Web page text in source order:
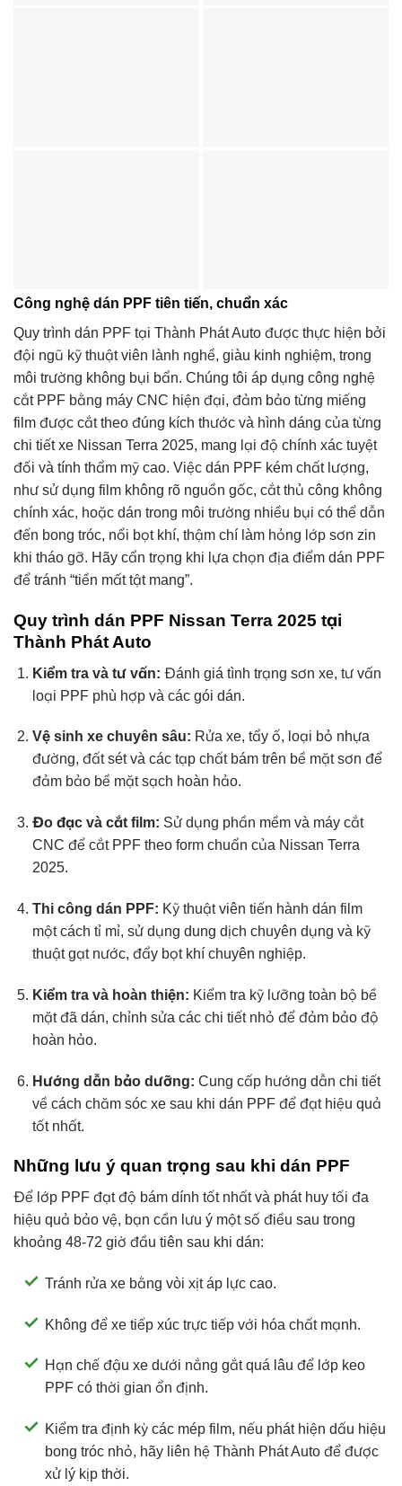
Công nghệ dán PPF tiên tiến, chuẩn xác
Quy trình dán PPF tại Thành Phát Auto được thực hiện bởi
đội ngũ kỹ thuật viên lành nghề, giàu kinh nghiệm, trong
môi trường không bụi bẩn. Chúng tôi áp dụng công nghệ
cắt PPF bằng máy CNC hiện đại, đảm bảo từng miếng
film được cắt theo đúng kích thước và hình dáng của từng
chi tiết xe Nissan Terra 2025, mang lại độ chính xác tuyệt
đối và tính thẩm mỹ cao. Việc dán PPF kém chất lượng,
như sử dụng film không rõ nguồn gốc, cắt thủ công không
chính xác, hoặc dán trong môi trường nhiều bụi có thể dẫn
đến bong tróc, nổi bọt khí, thậm chí làm hỏng lớp sơn zin
khi tháo gỡ. Hãy cẩn trọng khi lựa chọn địa điểm dán PPF
để tránh “tiền mất tật mang”.
Quy trình dán PPF Nissan Terra 2025 tại
Thành Phát Auto
Kiểm tra và tư vấn: Đánh giá tình trạng sơn xe, tư vấn
loại PPF phù hợp và các gói dán.
Vệ sinh xe chuyên sâu: Rửa xe, tẩy ố, loại bỏ nhựa
đường, đất sét và các tạp chất bám trên bề mặt sơn để
đảm bảo bề mặt sạch hoàn hảo.
Đo đạc và cắt film: Sử dụng phần mềm và máy cắt
CNC để cắt PPF theo form chuẩn của Nissan Terra
2025.
Thi công dán PPF: Kỹ thuật viên tiến hành dán film
một cách tỉ mỉ, sử dụng dung dịch chuyên dụng và kỹ
thuật gạt nước, đẩy bọt khí chuyên nghiệp.
Kiểm tra và hoàn thiện: Kiểm tra kỹ lưỡng toàn bộ bề
mặt đã dán, chỉnh sửa các chi tiết nhỏ để đảm bảo độ
hoàn hảo.
Hướng dẫn bảo dưỡng: Cung cấp hướng dẫn chi tiết
về cách chăm sóc xe sau khi dán PPF để đạt hiệu quả
tốt nhất.
Những lưu ý quan trọng sau khi dán PPF
Để lớp PPF đạt độ bám dính tốt nhất và phát huy tối đa
hiệu quả bảo vệ, bạn cần lưu ý một số điều sau trong
khoảng 48-72 giờ đầu tiên sau khi dán:
Tránh rửa xe bằng vòi xịt áp lực cao.
Không để xe tiếp xúc trực tiếp với hóa chất mạnh.
Hạn chế đậu xe dưới nắng gắt quá lâu để lớp keo
PPF có thời gian ổn định.
Kiểm tra định kỳ các mép film, nếu phát hiện dấu hiệu
bong tróc nhỏ, hãy liên hệ Thành Phát Auto để được
xử lý kịp thời.